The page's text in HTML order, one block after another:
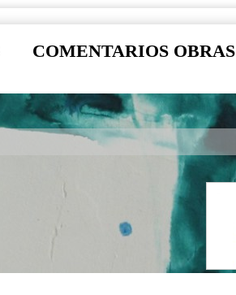
COMENTARIOS OBRAS